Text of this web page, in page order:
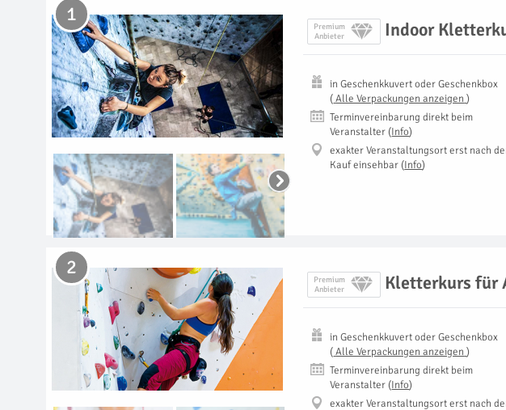
Premium
Anbieter
Indoor
1
inGeschenkkuvert oder Geschenkbox
( Alle Verpackungen anzeigen )
Terminvereinbarung direkt beim
Veranstalter (Info)
exakter Veranstaltungsort erst nach
Kauf einsehbar (Info)
Premium
Anbieter
Kletterkurs für
2
inGeschenkkuvert oder Geschenkbox
( Alle Verpackungen anzeigen )
Terminvereinbarung direkt beim
Veranstalter (Info)
exakter Veranstaltungsort erst nach